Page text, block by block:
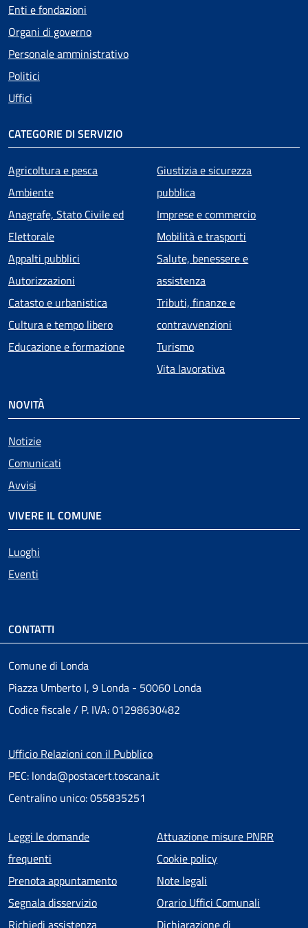
Enti e fondazioni
Organi di governo
Personale amministrativo
Politici
Uffici
CATEGORIE DI SERVIZIO
Agricoltura e pesca
Ambiente
Anagrafe, Stato Civile ed
Elettorale
Appalti pubblici
Autorizzazioni
Catasto e urbanistica
Cultura e tempo libero
Educazione e formazione
Giustizia e sicurezza
pubblica
Imprese e commercio
Mobilità e trasporti
Salute, benessere e
assistenza
Tributi, finanze e
contravvenzioni
Turismo
Vita lavorativa
NOVITÀ
Notizie
Comunicati
Avvisi
VIVERE IL COMUNE
Luoghi
Eventi
CONTATTI
Comune di Londa
Piazza Umberto I, 9 Londa - 50060 Londa
Codice fiscale / P. IVA: 01298630482
Ufficio Relazioni con il Pubblico
PEC: londa@postacert.toscana.it
Centralino unico: 055835251
Menu piè di pagina
Leggi le domande
frequenti
Prenota appuntamento
Segnala disservizio
Richiedi assistenza
Attuazione misure PNRR
Cookie policy
Note legali
Orario Uffici Comunali
Dichiarazione di